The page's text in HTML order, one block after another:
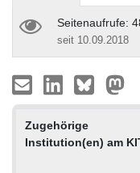
Seitenaufrufe:
seit 10.09.2018
Zugehörige
Institution(en) am